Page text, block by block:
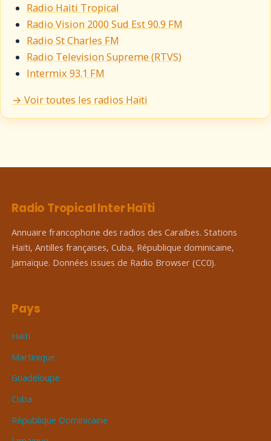
Radio Haiti Tropical
Radio Vision 2000 Sud Est 90.9 FM
Radio St Charles FM
Radio Television Supreme (RTVS)
Intermix 93.1 FM
→ Voir toutes les radios Haïti
Radio Tropical Inter Haïti
Annuaire francophone des radios des Caraïbes. Stations
Haïti, Antilles françaises, Cuba, République dominicaine,
Jamaïque. Données issues de Radio Browser (CC0).
Pays
Haïti
Martinique
Guadeloupe
Cuba
République Dominicaine